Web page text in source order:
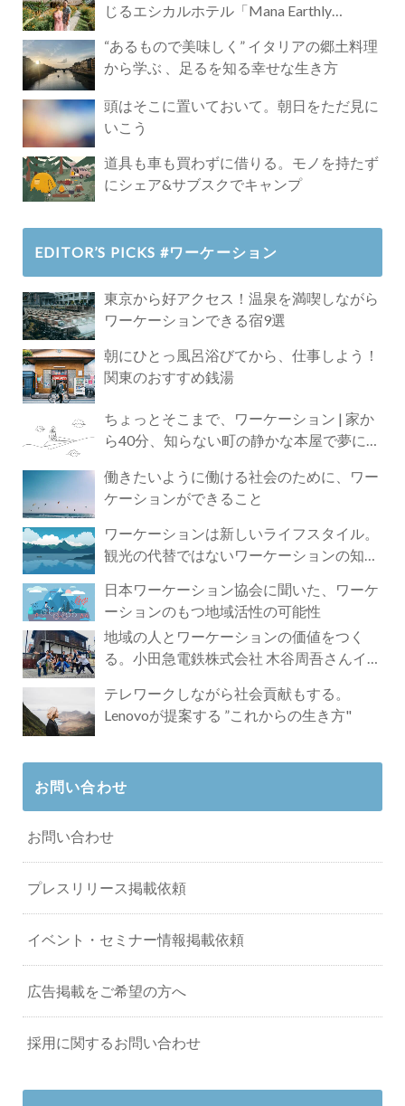
じるエシカルホテル「Mana Earthly
“あるもので美味しく” イタリアの郷土料理
から学ぶ 、足るを知る幸せな生き方
頭はそこに置いておいて。朝日をただ見に
いこう
道具も車も買わずに借りる。モノを持たず
にシェア&サブスクでキャンプ
EDITOR’S PICKS #ワーケーション
東京から好アクセス！温泉を満喫しながら
ワーケーションできる宿9選
朝にひとっ風呂浴びてから、仕事しよう！
関東のおすすめ銭湯
ちょっとそこまで、ワーケーション | 家か
ら40分、知らない町の静かな本屋で夢に近
働きたいように働ける社会のために、ワー
ケーションができること
ワーケーションは新しいライフスタイル。
観光の代替ではないワーケーションの知ら
日本ワーケーション協会に聞いた、ワーケ
ーションのもつ地域活性の可能性
地域の人とワーケーションの価値をつく
る。小田急電鉄株式会社 木谷周吾さんイン
テレワークしながら社会貢献もする。
Lenovoが提案する ”これからの生き方"
お問い合わせ
お問い合わせ
プレスリリース掲載依頼
イベント・セミナー情報掲載依頼
広告掲載をご希望の方へ
採用に関するお問い合わせ